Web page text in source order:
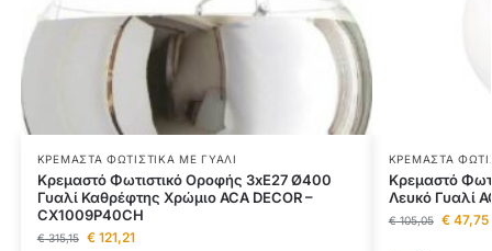
ΚΡΕΜΑΣΤΆ ΦΩΤΙΣΤΙΚΆ ΜΕ ΓΥΑΛΊ
Κρεμαστό Φωτιστικό Οροφής 3xE27 Ø400
Γυαλί Καθρέφτης Χρώμιο ACA DECOR –
CX1009P40CH
€315,15 €121,21
ΚΡΕΜΑΣΤΆ
Κρεμαστό
Λευκό Γυαλί
€105,05 €47,75